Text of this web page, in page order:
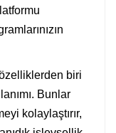
biri
Bunlar
kolaylaştırır,